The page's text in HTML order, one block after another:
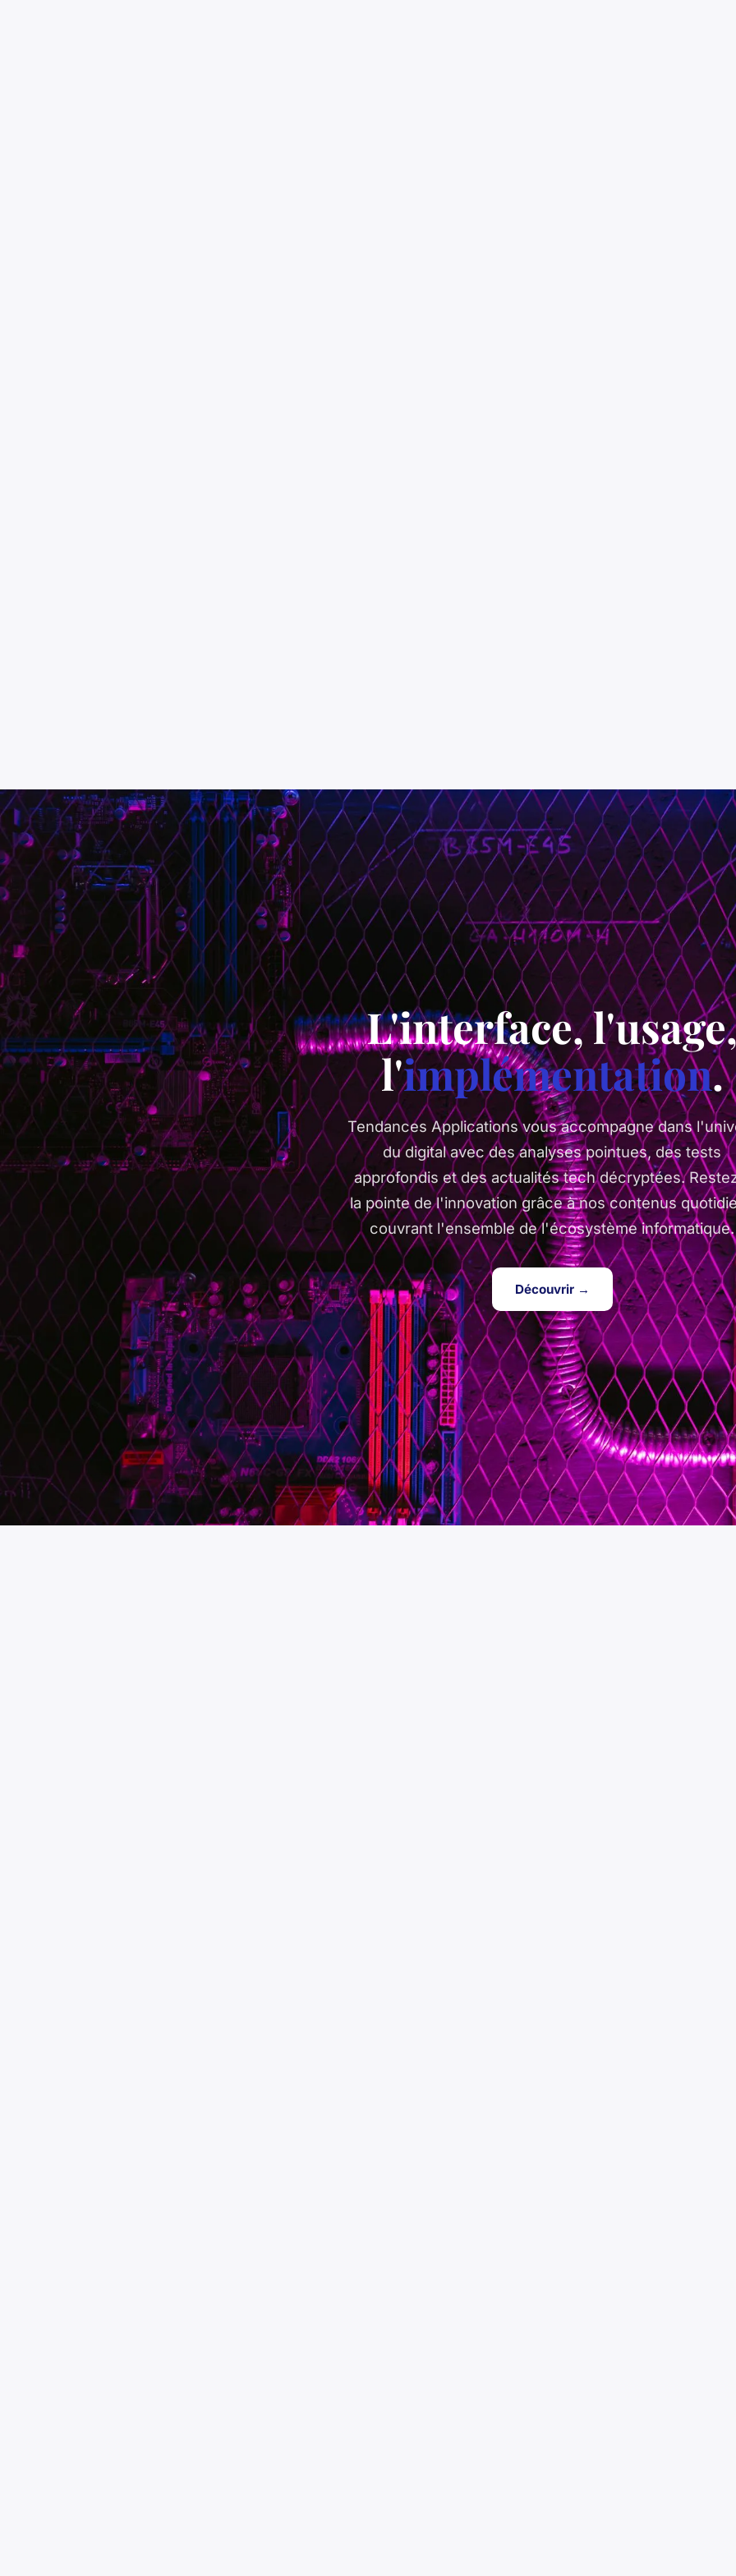
L'interface,
l'implémentation.
Tendances Applications vous accompagne dans
du digital avec des analyses pointues, des tests
approfondis et des actualités tech décryptées.
la pointe de l'innovation grâce à nos contenus
couvrant l'ensemble de l'écosystème informatique.
Découvrir →